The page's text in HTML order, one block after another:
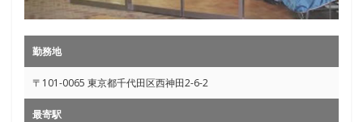
勤務地
〒101-0065 東京都千代田区西神田2-6-2
最寄駅